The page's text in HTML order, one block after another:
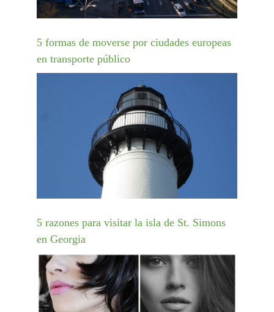
5 formas de moverse por ciudades europeas
en transporte público
5 razones para visitar la isla de St. Simons
en Georgia